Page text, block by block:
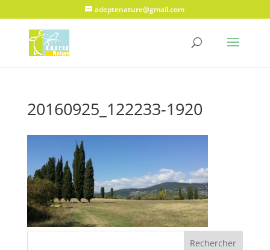
adeptenature@gmail.com
20160925_122233-1920